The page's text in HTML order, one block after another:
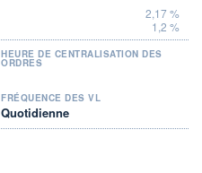
2,17 %
1,2 %
HEURE DE CENTRALISATION DES
ORDRES
FRÉQUENCE DES VL
Quotidienne